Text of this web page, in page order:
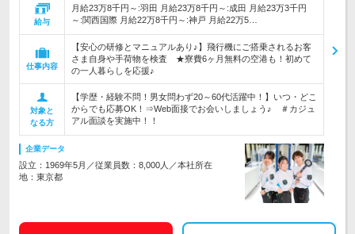
給与
月給23万8千円～:羽田 月給23万8千円～:成田 月給23万3千円
～:関西国際 月給22万8千円～:神戸 月給22万5…
仕事内容
【安心の研修とマニュアルあり♪】飛行機にご搭乗されるお客
さま自身や手荷物を検査 ★寮費6ヶ月無料の空港も！初めて
の一人暮らしを応援♪
対象と
なる方
【学歴・経験不問！男女問わず20～60代活躍中！】いつ・どこ
からでも応募OK！⇒Web面接でお会いしましょう♪ ＃カジュ
アル面談を実施中！！
企業データ
設立：1969年5月／従業員数：8,000人／本社所在
地：東京都